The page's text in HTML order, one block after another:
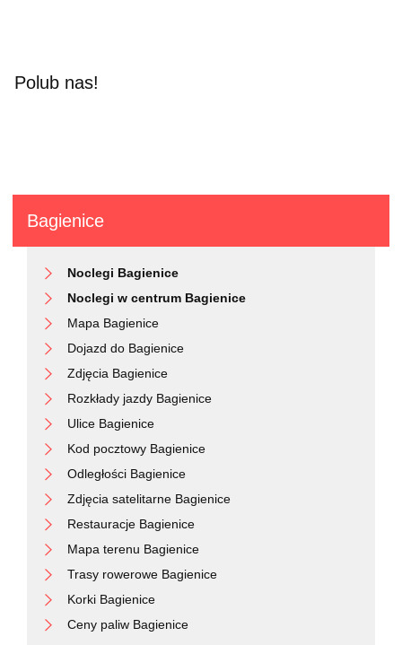
Polub nas!
Bagienice
Noclegi Bagienice
Noclegi w centrum Bagienice
Mapa Bagienice
Dojazd do Bagienice
Zdjęcia Bagienice
Rozkłady jazdy Bagienice
Ulice Bagienice
Kod pocztowy Bagienice
Odległości Bagienice
Zdjęcia satelitarne Bagienice
Restauracje Bagienice
Mapa terenu Bagienice
Trasy rowerowe Bagienice
Korki Bagienice
Ceny paliw Bagienice